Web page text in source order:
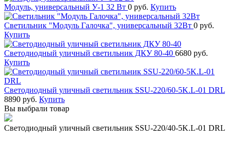
Модуль, универсальный У-1 32 Вт 0 руб. Купить
Светильник "Модуль Галочка", универсальный 32Вт 0 руб.
Купить
Светодиодный уличный светильник ДКУ 80-40 6680 руб.
Купить
Светодиодный уличный светильник SSU-220/60-5K.L-01 DRL
8890 руб. Купить
Вы выбрали товар
Светодиодный уличный светильник SSU-220/40-5K.L-01 DRL